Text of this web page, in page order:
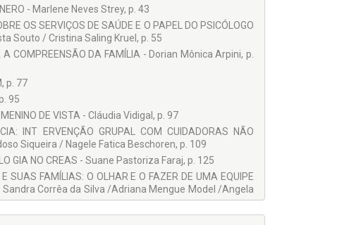
- Marlene Neves Strey, p. 43
OS SERVIÇOS DE SAÚDE E O PAPEL DO PSICÓLOGO
Souto / Cristina Saling Kruel, p. 55
COMPREENSÃO DA FAMÍLIA - Dorian Mônica Arpini, p.
p. 77
95
DE VISTA - Cláudia Vidigal, p. 97
INT ERVENÇÃO GRUPAL COM CUIDADORAS NÃO
Siqueira / Nagele Fatica Beschoren, p. 109
GIA NO CREAS - Suane Pastoriza Faraj, p. 125
SUAS FAMÍLIAS: O OLHAR E O FAZER DE UMA EQUIPE
- Sandra Corrêa da Silva /Adriana Mengue Model /Angela